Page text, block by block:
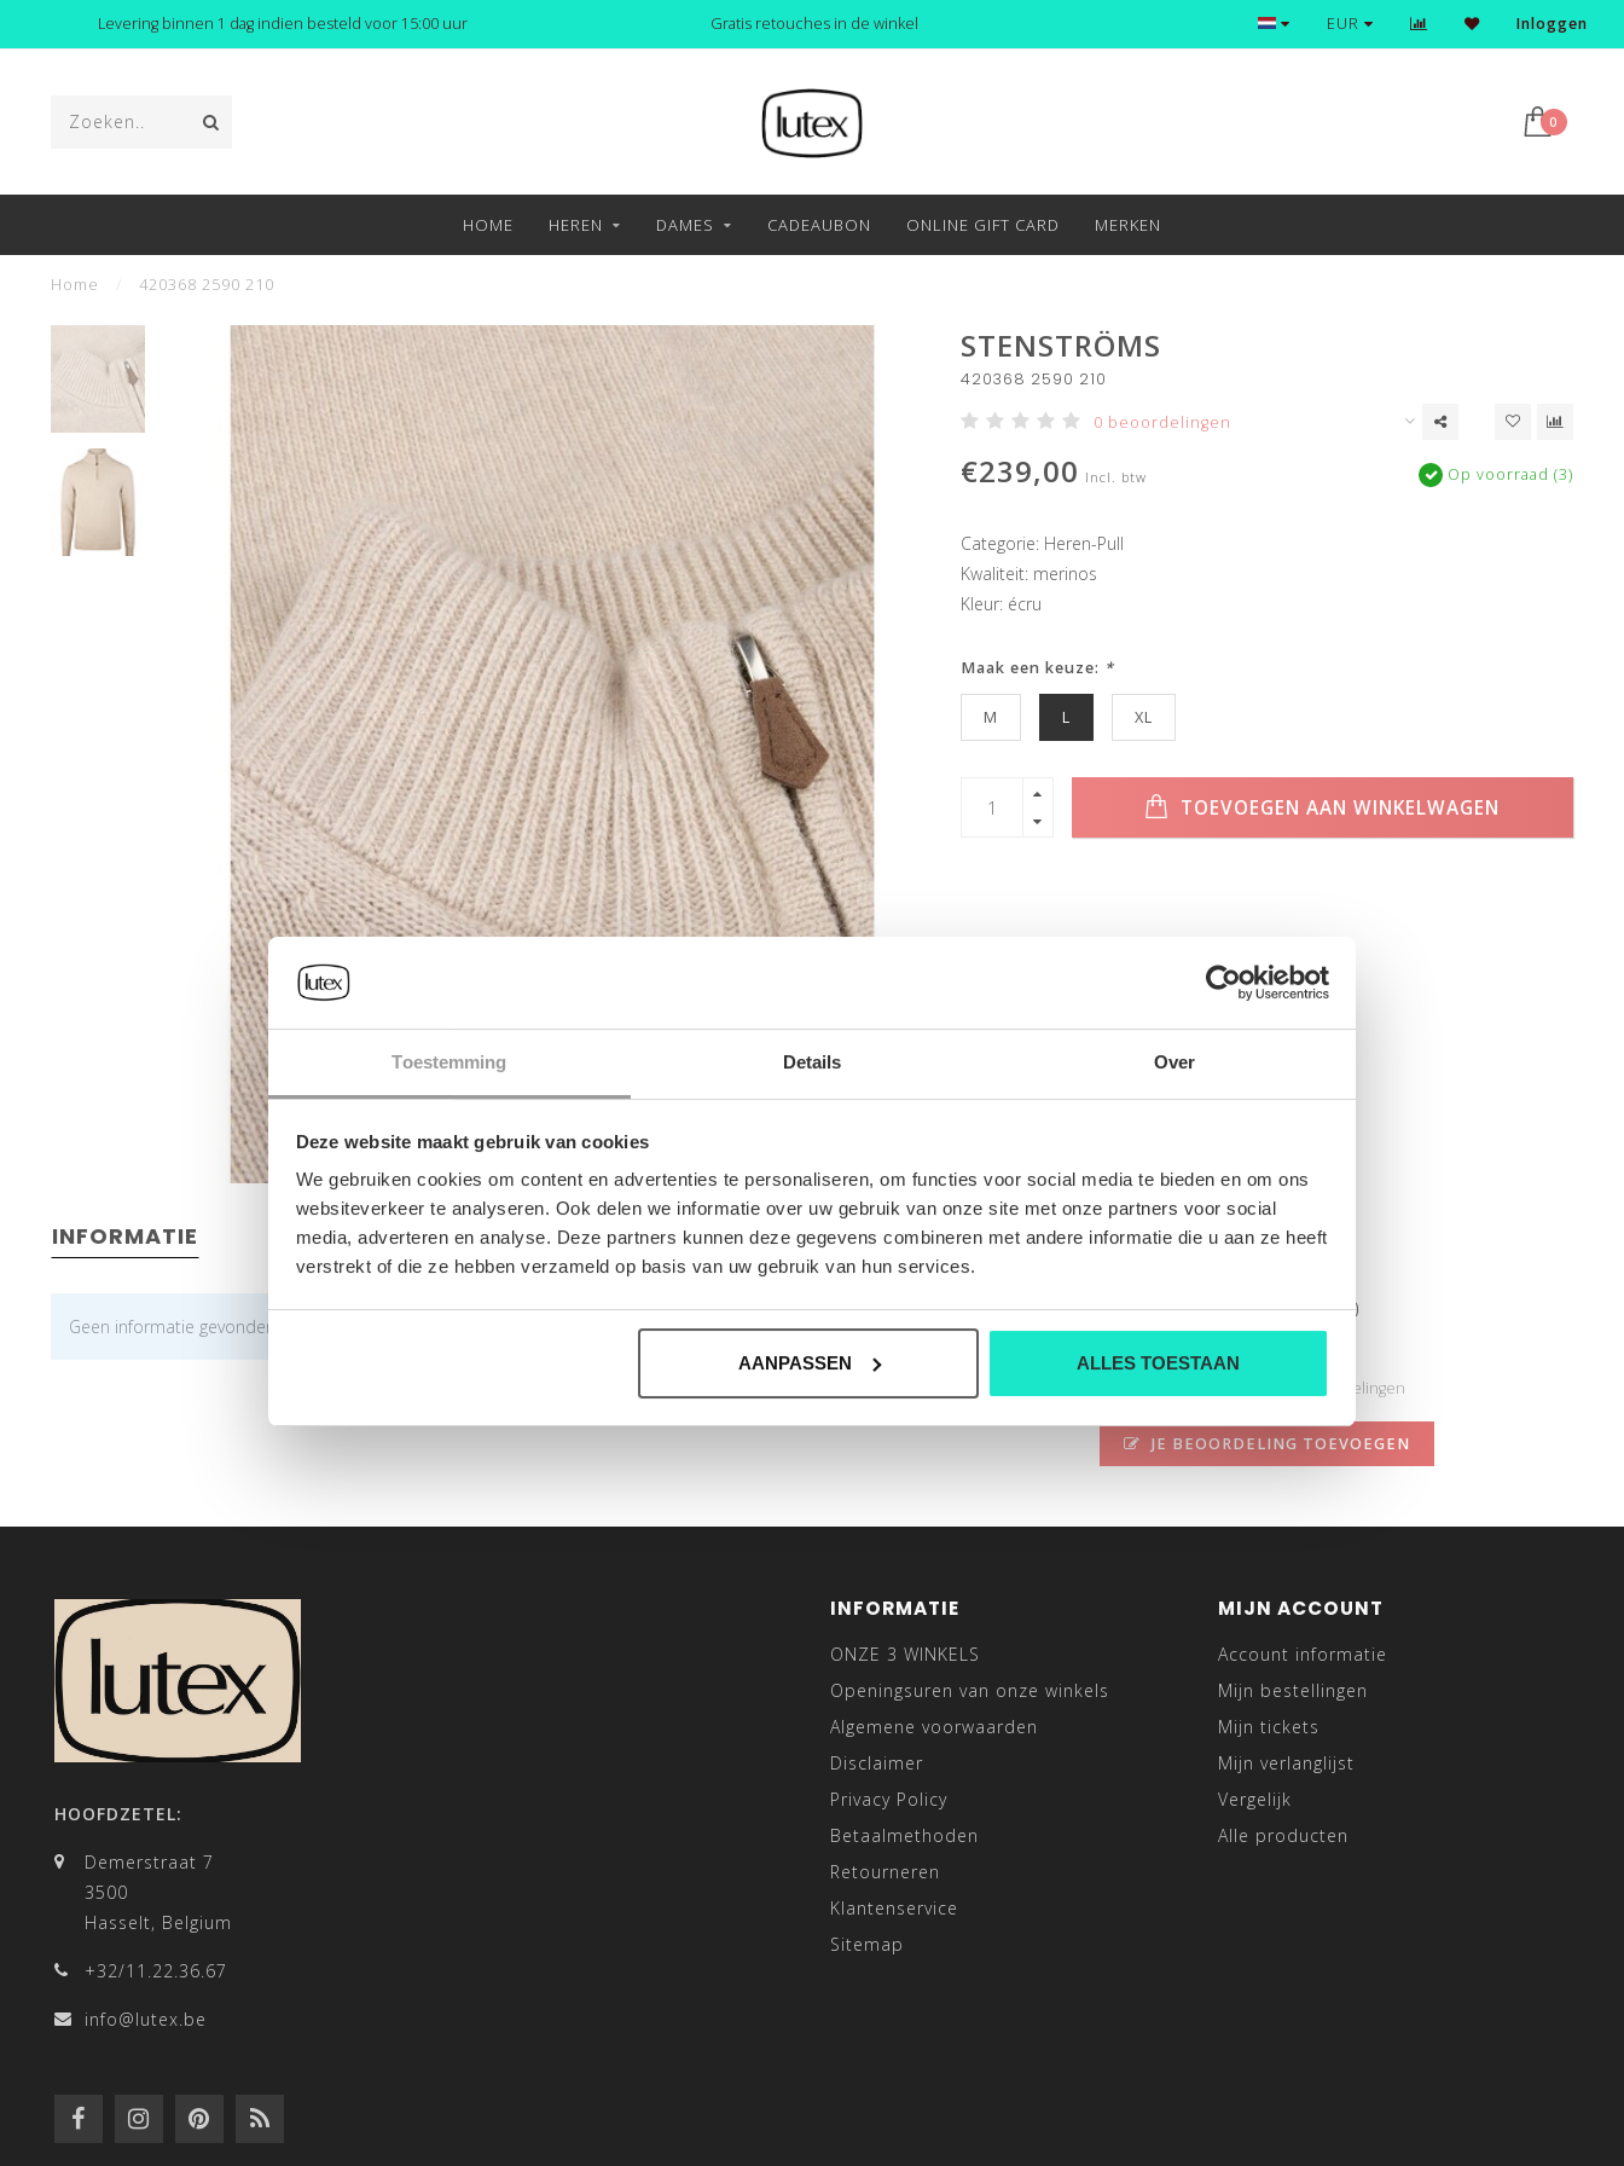
Toestemming Details Over
Deze website maakt gebruik van cookies
We gebruiken cookies om content en advertenties te personaliseren, om functies voor social media te bieden en om ons
websiteverkeer te analyseren. Ook delen we informatie over uw gebruik van onze site met onze partners voor social
media, adverteren en analyse. Deze partners kunnen deze gegevens combineren met andere informatie die u aan ze heeft
verstrekt of die ze hebben verzameld op basis van uw gebruik van hun services.
AANPASSEN ALLES TOESTAAN
Levering binnen 1 dag indien besteld voor 15:00 uur Gratis retouches in de winkel Ontdek en shop de nieuwste trends
EUR Inloggen
0
HOME HEREN DAMES CADEAUBON ONLINE GIFT CARD MERKEN
Home 420368 2590 210
STENSTRÖMS
420368 2590 210
0 beoordelingen
€239,00 Incl. btw Op voorraad (3)
Categorie: Heren-Pull
Kwaliteit: merinos
Kleur: écru
Maak een keuze: *
M L XL
TOEVOEGEN AAN WINKELWAGEN
INFORMATIE
Geen informatie gevonden
420368 2590 210
Nog niet gewaardeerd
0 sterren op basis van 0 beoordelingen
JE BEOORDELING TOEVOEGEN
HOOFDZETEL:
Demerstraat 7
3500
Hasselt, Belgium
+32/11.22.36.67
info@lutex.be
INFORMATIE
ONZE 3 WINKELS
Openingsuren van onze winkels
Algemene voorwaarden
Disclaimer
Privacy Policy
Betaalmethoden
Retourneren
Klantenservice
Sitemap
MIJN ACCOUNT
Account informatie
Mijn bestellingen
Mijn tickets
Mijn verlanglijst
Vergelijk
Alle producten